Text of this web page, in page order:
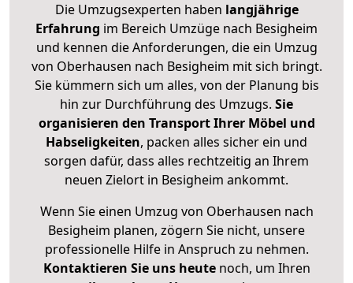
Die Umzugsexperten haben langjährige
Erfahrung im Bereich Umzüge nach Besigheim
und kennen die Anforderungen, die ein Umzug
von Oberhausen nach Besigheim mit sich bringt.
Sie kümmern sich um alles, von der Planung bis
hin zur Durchführung des Umzugs. Sie
organisieren den Transport Ihrer Möbel und
Habseligkeiten, packen alles sicher ein und
sorgen dafür, dass alles rechtzeitig an Ihrem
neuen Zielort in Besigheim ankommt.
Wenn Sie einen Umzug von Oberhausen nach
Besigheim planen, zögern Sie nicht, unsere
professionelle Hilfe in Anspruch zu nehmen.
Kontaktieren Sie uns heutenoch, um Ihren